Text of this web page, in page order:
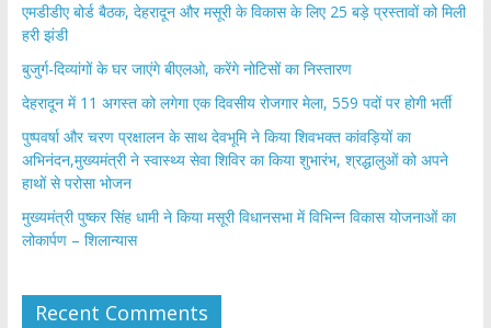
एमडीडीए बोर्ड बैठक, देहरादून और मसूरी के विकास के लिए 25 बड़े प्रस्तावों को मिली
हरी झंडी
बुजुर्ग-दिव्यांगों के घर जाएंगे बीएलओ, करेंगे नोटिसों का निस्तारण
​देहरादून में 11 अगस्त को लगेगा एक दिवसीय रोजगार मेला, 559 पदों पर होगी भर्ती
पुष्पवर्षा और चरण प्रक्षालन के साथ देवभूमि ने किया शिवभक्त कांवड़ियों का
अभिनंदन,मुख्यमंत्री ने स्वास्थ्य सेवा शिविर का किया शुभारंभ, श्रद्धालुओं को अपने
हाथों से परोसा भोजन
मुख्यमंत्री पुष्कर सिंह धामी ने किया मसूरी विधानसभा में विभिन्न विकास योजनाओं का
लोकार्पण – शिलान्यास
Recent Comments